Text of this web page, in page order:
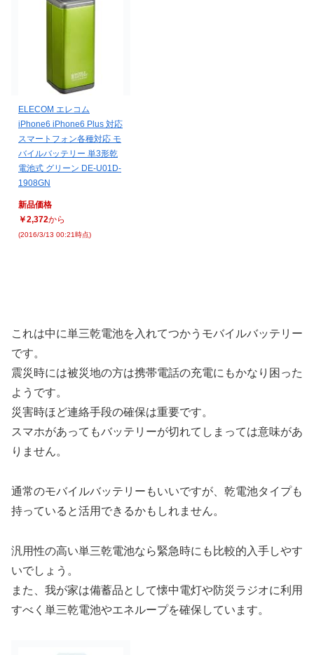
ELECOM エレコム
iPhone6 iPhone6 Plus 対応
スマートフォン各種対応 モ
バイルバッテリー 単3形乾
電池式 グリーン DE-U01D-
1908GN
新品価格
￥2,372から
(2016/3/13 00:21時点)
これは中に単三乾電池を入れてつかうモバイルバッテリー
です。
震災時には被災地の方は携帯電話の充電にもかなり困った
ようです。
災害時ほど連絡手段の確保は重要です。
スマホがあってもバッテリーが切れてしまっては意味があ
りません。
通常のモバイルバッテリーもいいですが、乾電池タイプも
持っていると活用できるかもしれません。
汎用性の高い単三乾電池なら緊急時にも比較的入手しやす
いでしょう。
また、我が家は備蓄品として懐中電灯や防災ラジオに利用
すべく単三乾電池やエネループを確保しています。